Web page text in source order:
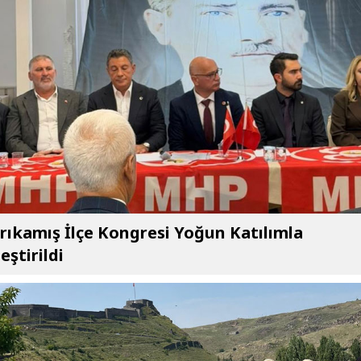
İlçe Kongresi Yoğun Katılımla